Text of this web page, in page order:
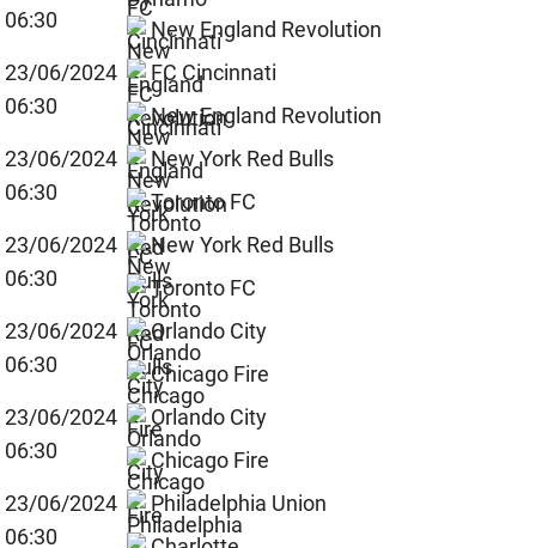
06:30
New England Revolution
23/06/2024
06:30
FC Cincinnati
New England Revolution
23/06/2024
06:30
New York Red Bulls
Toronto FC
23/06/2024
06:30
New York Red Bulls
Toronto FC
23/06/2024
06:30
Orlando City
Chicago Fire
23/06/2024
06:30
Orlando City
Chicago Fire
23/06/2024
06:30
Philadelphia Union